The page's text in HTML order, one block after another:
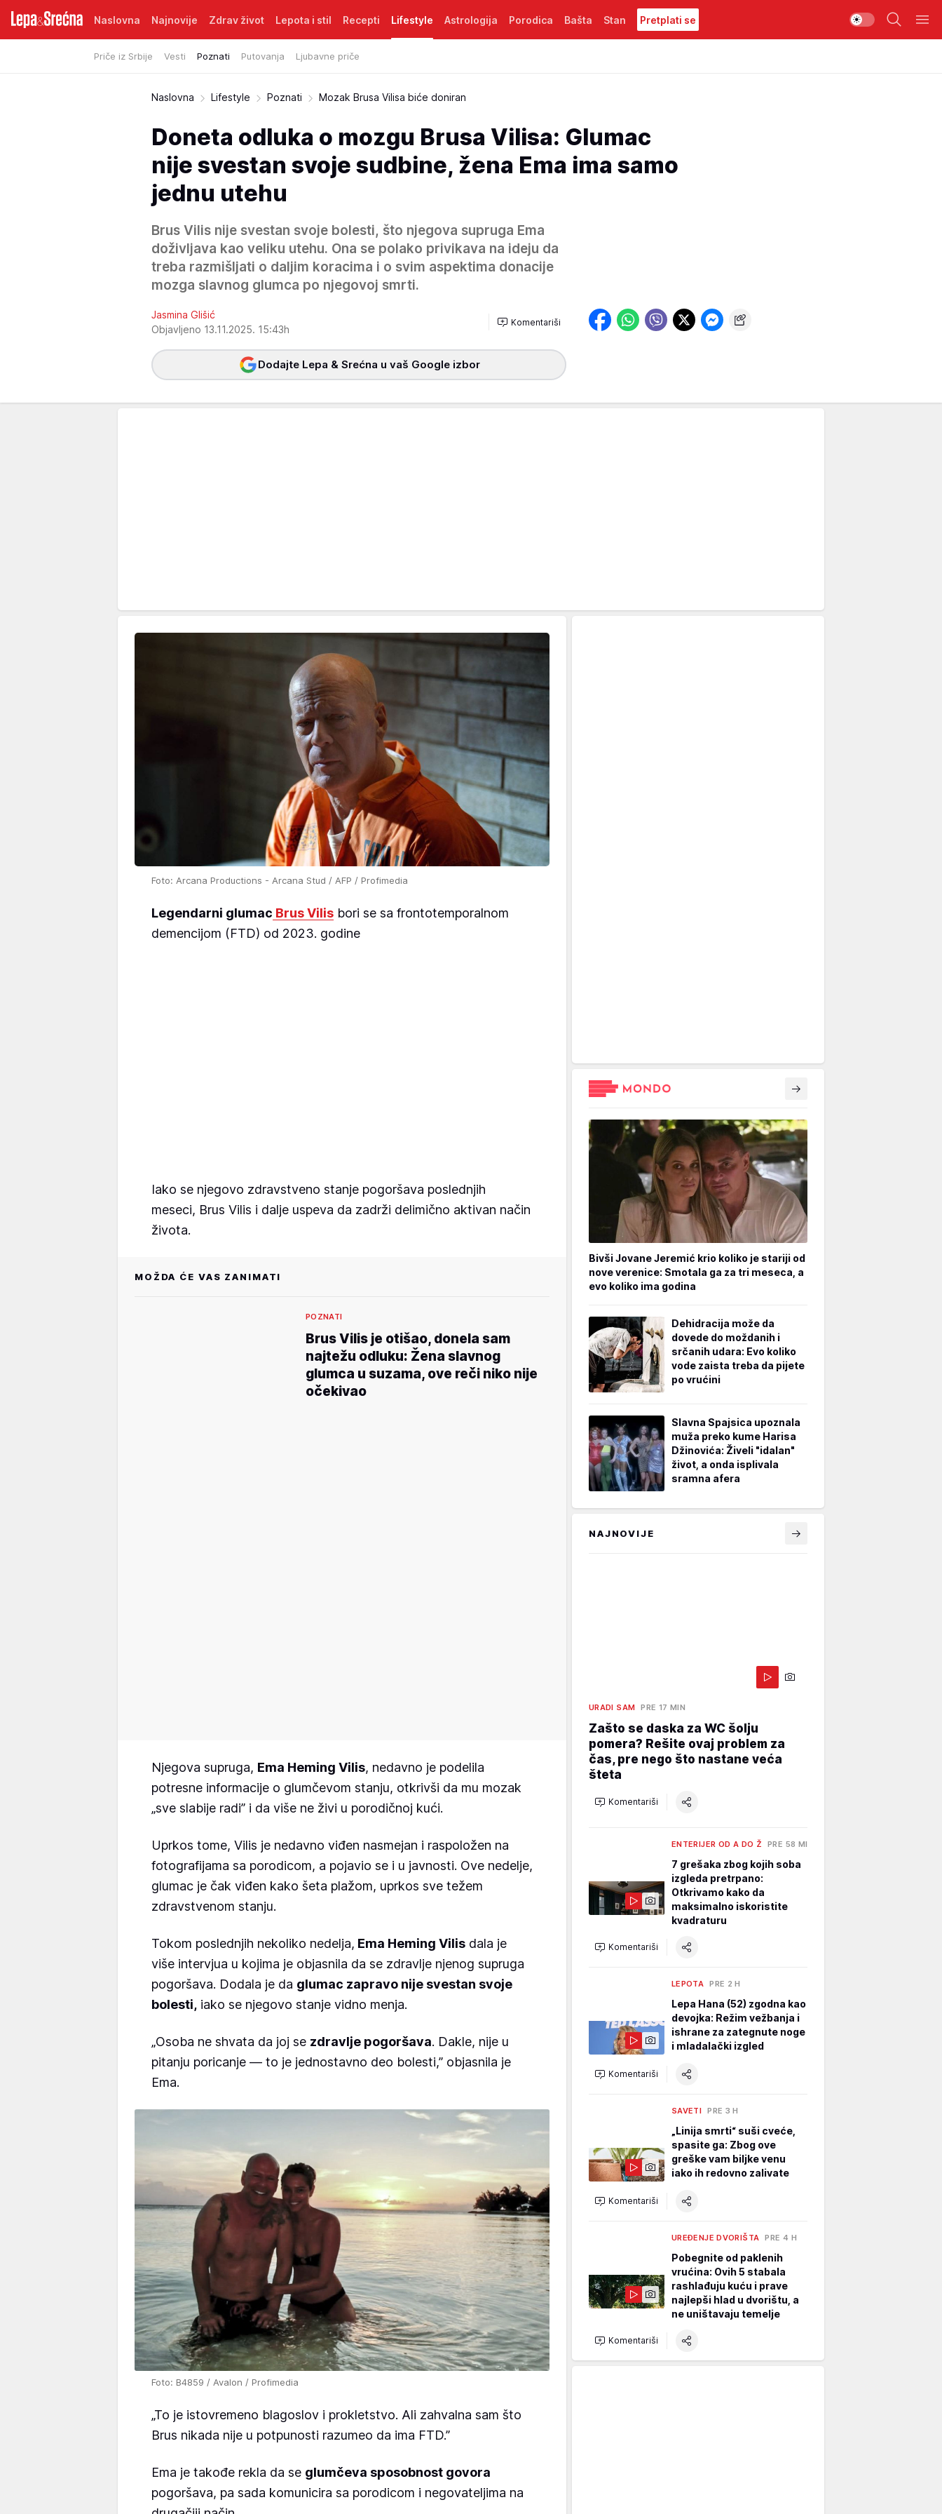
Naslovna Najnovije Zdrav život Lepota i stil Recepti Lifestyle
Priče iz Srbije Vesti Poznati Putovanja Ljubavne priče
Astrologija Porodica Bašta Stan Pretplati se
Naslovna Lifestyle Poznati Mozak Brusa Vilisa biće doniran
Doneta odluka o mozgu Brusa Vilisa: Glumac
nije svestan svoje sudbine, žena Ema ima samo
jednu utehu
Brus Vilis nije svestan svoje bolesti, što njegova supruga Ema
doživljava kao veliku utehu. Ona se polako privikava na ideju da
treba razmišljati o daljim koracima i o svim aspektima donacije
mozga slavnog glumca po njegovoj smrti.
Jasmina Glišić
Objavljeno 13.11.2025. 15:43h
Komentariši
Dodajte Lepa & Srećna u vaš Google izbor
Foto: Arcana Productions - Arcana Stud / AFP / Profimedia
Legendarni glumac Brus Vilis bori se sa frontotemporalnom
demencijom (FTD) od 2023. godine
Iako se njegovo zdravstveno stanje pogoršava poslednjih
meseci, Brus Vilis i dalje uspeva da zadrži delimično aktivan način
života.
MOŽDA ĆE VAS ZANIMATI
POZNATI
Brus Vilis je otišao, donela sam
najtežu odluku: Žena slavnog
glumca u suzama, ove reči niko nije
očekivao
Njegova supruga, Ema Heming Vilis, nedavno je podelila
potresne informacije o glumčevom stanju, otkrivši da mu mozak
„sve slabije radi” i da više ne živi u porodičnoj kući.
Uprkos tome, Vilis je nedavno viđen nasmejan i raspoložen na
fotografijama sa porodicom, a pojavio se i u javnosti. Ove nedelje,
glumac je čak viđen kako šeta plažom, uprkos sve težem
zdravstvenom stanju.
Tokom poslednjih nekoliko nedelja, Ema Heming Vilis dala je
više intervjua u kojima je objasnila da se zdravlje njenog supruga
pogoršava. Dodala je da glumac zapravo nije svestan svoje
bolesti, iako se njegovo stanje vidno menja.
„Osoba ne shvata da joj se zdravlje pogoršava. Dakle, nije u
pitanju poricanje — to je jednostavno deo bolesti,” objasnila je
Ema.
Foto: B4859 / Avalon / Profimedia
„To je istovremeno blagoslov i prokletstvo. Ali zahvalna sam što
Brus nikada nije u potpunosti razumeo da ima FTD.”
Ema je takođe rekla da se glumčeva sposobnost govora
pogoršava, pa sada komunicira sa porodicom i negovateljima na
Bivši Jovane Jeremić krio koliko je stariji od
nove verenice: Smotala ga za tri meseca, a
evo koliko ima godina
Dehidracija može da
dovede do moždanih i
srčanih udara: Evo koliko
vode zaista treba da pijete
po vrućini
Slavna Spajsica upoznala
muža preko kume Harisa
Džinovića: Živeli "idalan"
život, a onda isplivala
sramna afera
NAJNOVIJE
URADI SAM PRE 17 MIN
Zašto se daska za WC šolju
pomera? Rešite ovaj problem za
čas, pre nego što nastane veća
šteta
Komentariši
ENTERIJER OD A DO Ž PRE 58 MIN
7 grešaka zbog kojih soba
izgleda pretrpano:
Otkrivamo kako da
maksimalno iskoristite
kvadraturu
Komentariši
LEPOTA PRE 2 H
Lepa Hana (52) zgodna kao
devojka: Režim vežbanja i
ishrane za zategnute noge
i mladalački izgled
Komentariši
SAVETI PRE 3 H
„Linija smrti“ suši cveće,
spasite ga: Zbog ove
greške vam biljke venu
iako ih redovno zalivate
Komentariši
UREĐENJE DVORIŠTA PRE 4 H
Pobegnite od paklenih
vrućina: Ovih 5 stabala
rashlađuju kuću i prave
najlepši hlad u dvorištu, a
ne uništavaju temelje
Komentariši